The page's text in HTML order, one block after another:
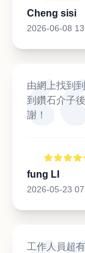
Cheng sisi
2026-06-08
由網上找到
到鑽石介子
謝！
fung LI
2026-05-23
工作人員超